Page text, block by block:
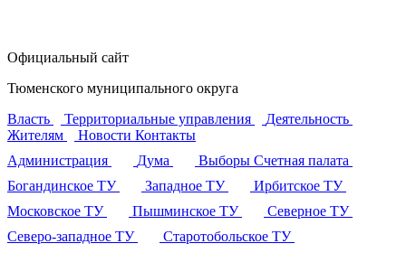
Официальный сайт
Тюменского муниципального округа
Власть
Территориальные управления
Деятельность
Жителям
Новости Контакты
Администрация
Дума Выборы Счетная палата
Богандинское ТУ
Западное ТУ
Ирбитское ТУ
Московское ТУ
Пышминское ТУ
Северное ТУ
Северо-западное ТУ
Старотобольское ТУ